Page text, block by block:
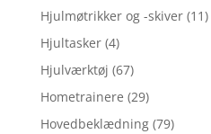
Hjulmøtrikker og -skiver (11)
Hjultasker (4)
Hjulværktøj (67)
Hometrainere (29)
Hovedbeklædning (79)